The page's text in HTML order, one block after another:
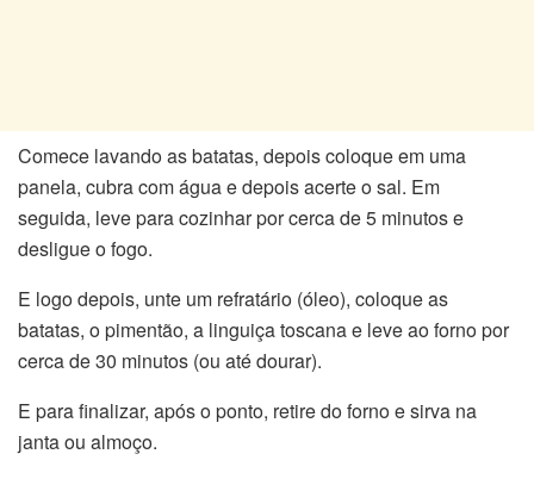
Comece lavando as batatas, depois coloque em uma
panela, cubra com água e depois acerte o sal. Em
seguida, leve para cozinhar por cerca de 5 minutos e
desligue o fogo.
E logo depois, unte um refratário (óleo), coloque as
batatas, o pimentão, a linguiça toscana e leve ao forno por
cerca de 30 minutos (ou até dourar).
E para finalizar, após o ponto, retire do forno e sirva na
janta ou almoço.